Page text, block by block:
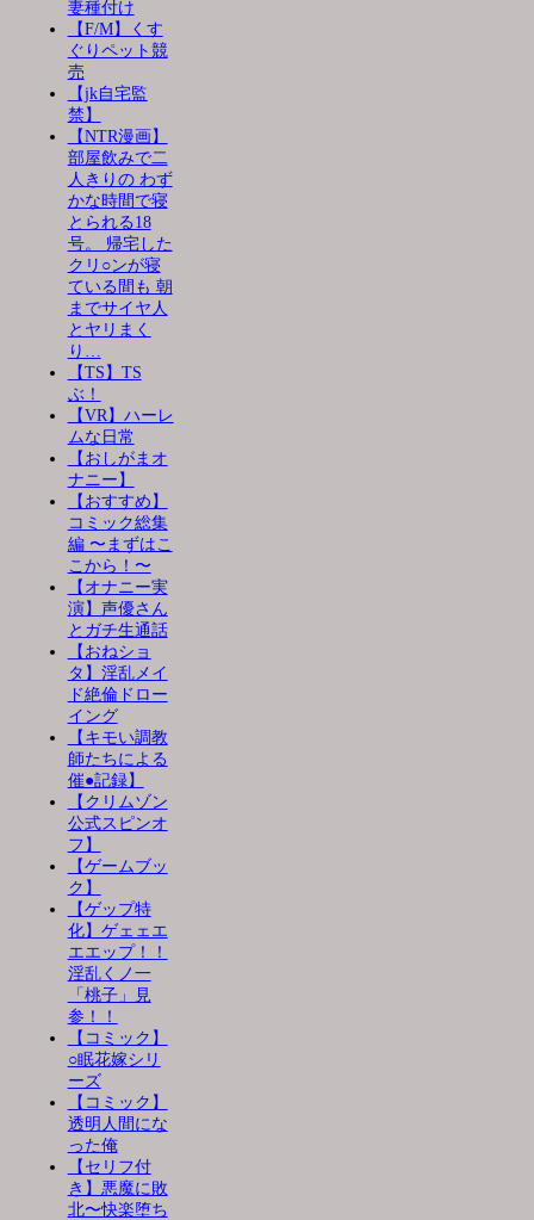
妻種付け
【F/M】くす
ぐりペット競
売
【jk自宅監
禁】
【NTR漫画】
部屋飲みで二
人きりの わず
かな時間で寝
とられる18
号。 帰宅した
クリ○ンが寝
ている間も 朝
までサイヤ人
とヤリまく
り…
【TS】TS
ぶ！
【VR】ハーレ
ムな日常
【おしがまオ
ナニー】
【おすすめ】
コミック総集
編 〜まずはこ
こから！〜
【オナニー実
演】声優さん
とガチ生通話
【おねショ
タ】淫乱メイ
ド絶倫ドロー
イング
【キモい調教
師たちによる
催●記録】
【クリムゾン
公式スピンオ
フ】
【ゲームブッ
ク】
【ゲップ特
化】ゲェェエ
エエップ！！
淫乱くノ一
「桃子」見
参！！
【コミック】
○眠花嫁シリ
ーズ
【コミック】
透明人間にな
った俺
【セリフ付
き】悪魔に敗
北〜快楽堕ち